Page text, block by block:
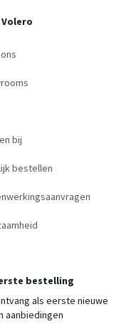
Volero
bij
bestellen
bestelling
als eerste nieuwe
aanbiedingen